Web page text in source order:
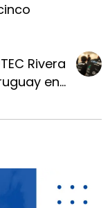
Rivera
en...